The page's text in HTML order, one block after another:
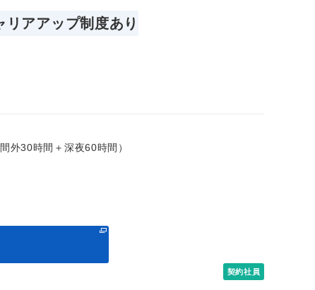
アアップ制度あり
30時間＋深夜60時間）
契約社員